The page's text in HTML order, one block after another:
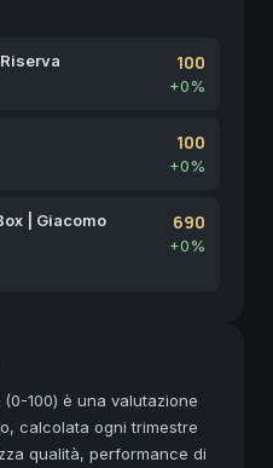
100
+0%
100
+0%
| Giacomo
690
+0%
(0-100) è una valutazione
calcolata ogni trimestre
qualità, performance di